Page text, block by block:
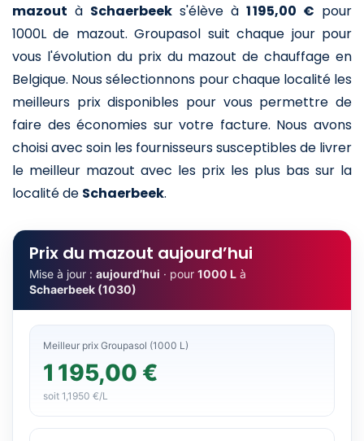
mazout à Schaerbeek s'élève à 1 195,00 € pour
1000L de mazout. Groupasol suit chaque jour pour
vous l'évolution du prix du mazout de chauffage en
Belgique. Nous sélectionnons pour chaque localité les
meilleurs prix disponibles pour vous permettre de
faire des économies sur votre facture. Nous avons
choisi avec soin les fournisseurs susceptibles de livrer
le meilleur mazout avec les prix les plus bas sur la
localité de Schaerbeek.
Prix du mazout aujourd’hui
Mise à jour : aujourd’hui · pour 1000 L à
Schaerbeek (1030)
Meilleur prix Groupasol (1000 L)
1 195,00 €
soit 1,1950 €/L